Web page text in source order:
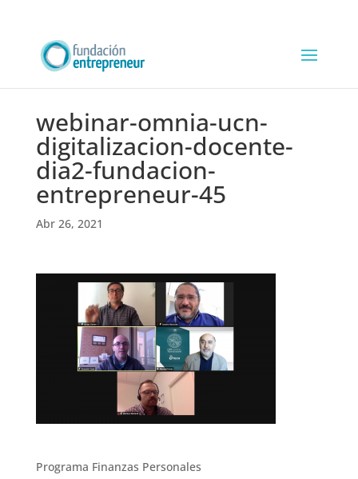
webinar-omnia-ucn-
digitalizacion-docente-
dia2-fundacion-
entrepreneur-45
Abr 26, 2021
Programa Finanzas Personales